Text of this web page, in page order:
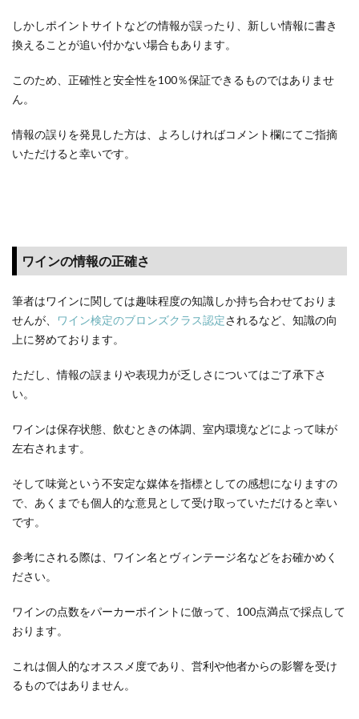
しかしポイントサイトなどの情報が誤ったり、新しい情報に書き
換えることが追い付かない場合もあります。
このため、正確性と安全性を100％保証できるものではありませ
ん。
情報の誤りを発見した方は、よろしければコメント欄にてご指摘
いただけると幸いです。
ワインの情報の正確さ
筆者はワインに関しては趣味程度の知識しか持ち合わせておりま
せんが、
ワイン検定のブロンズクラス認定されるなど、知識の向
上に努めております。
ただし、情報の誤まりや表現力が乏しさについてはご了承下さ
い。
ワインは保存状態、飲むときの体調、室内環境などによって味が
左右されます。
そして味覚という不安定な媒体を指標としての感想になりますの
で、あくまでも個人的な意見として受け取っていただけると幸い
です。
参考にされる際は、ワイン名とヴィンテージ名などをお確かめく
ださい。
ワインの点数をパーカーポイントに倣って、100点満点で採点して
おります。
これは個人的なオススメ度であり、営利や他者からの影響を受け
るものではありません。